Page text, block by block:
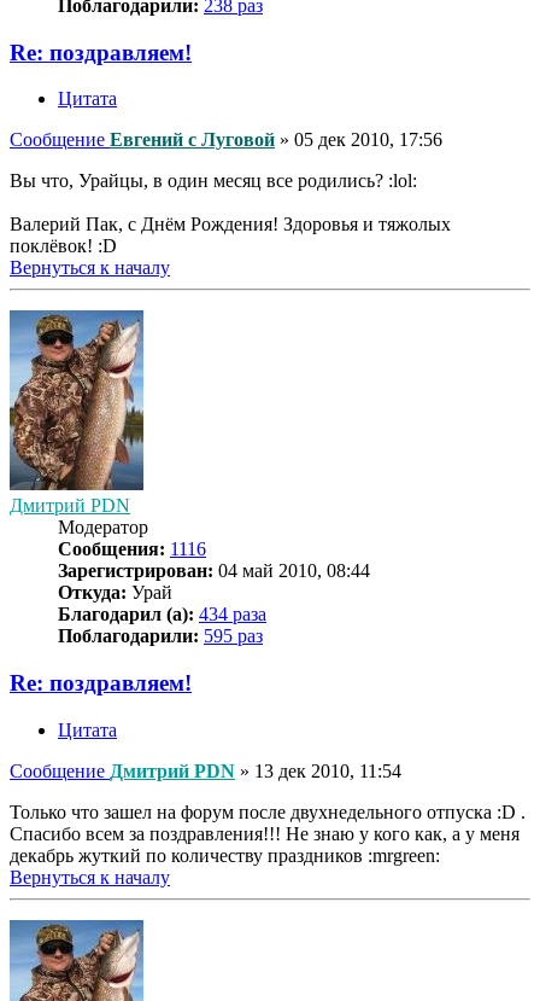
Поблагодарили: 238 раз
Re: поздравляем!
Цитата
Сообщение Евгений с Луговой » 05 дек 2010, 17:56
Вы что, Урайцы, в один месяц все родились? :lol:
Валерий Пак, с Днём Рождения! Здоровья и тяжолых
поклёвок! :D
Вернуться к началу
Дмитрий PDN
Модератор
Сообщения: 1116
Зарегистрирован: 04 май 2010, 08:44
Откуда: Урай
Благодарил (а): 434 раза
Поблагодарили: 595 раз
Re: поздравляем!
Цитата
Сообщение Дмитрий PDN » 13 дек 2010, 11:54
Только что зашел на форум после двухнедельного отпуска :D .
Спасибо всем за поздравления!!! Не знаю у кого как, а у меня
декабрь жуткий по количеству праздников :mrgreen:
Вернуться к началу